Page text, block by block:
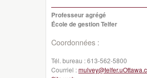
Professeur agrégé
École de gestion Telfer
Coordonnées :
Tél. bureau :613-562-5800
Courriel :